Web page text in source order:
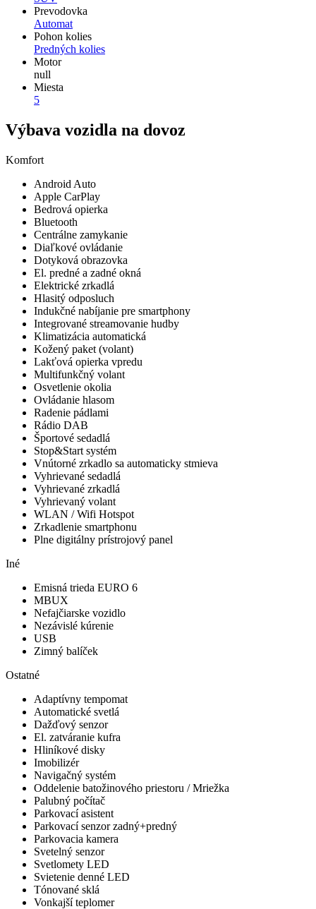
Prevodovka
Automat
Pohon kolies
Predných kolies
Motor
null
Miesta
5
Výbava vozidla na dovoz
Komfort
Android Auto
Apple CarPlay
Bedrová opierka
Bluetooth
Centrálne zamykanie
Diaľkové ovládanie
Dotyková obrazovka
El. predné a zadné okná
Elektrické zrkadlá
Hlasitý odposluch
Indukčné nabíjanie pre smartphony
Integrované streamovanie hudby
Klimatizácia automatická
Kožený paket (volant)
Lakťová opierka vpredu
Multifunkčný volant
Osvetlenie okolia
Ovládanie hlasom
Radenie pádlami
Rádio DAB
Športové sedadlá
Stop&Start systém
Vnútorné zrkadlo sa automaticky stmieva
Vyhrievané sedadlá
Vyhrievané zrkadlá
Vyhrievaný volant
WLAN / Wifi Hotspot
Zrkadlenie smartphonu
Plne digitálny prístrojový panel
Iné
Emisná trieda EURO 6
MBUX
Nefajčiarske vozidlo
Nezávislé kúrenie
USB
Zimný balíček
Ostatné
Adaptívny tempomat
Automatické svetlá
Dažďový senzor
El. zatváranie kufra
Hliníkové disky
Imobilizér
Navigačný systém
Oddelenie batožinového priestoru / Mriežka
Palubný počítač
Parkovací asistent
Parkovací senzor zadný+predný
Parkovacia kamera
Svetelný senzor
Svetlomety LED
Svietenie denné LED
Tónované sklá
Vonkajší teplomer